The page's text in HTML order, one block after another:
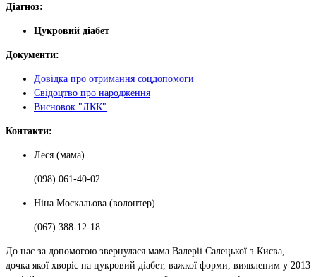
Діагноз:
Цукровий діабет
Документи:
Довідка про отримання соцдопомоги
Свідоцтво про народження
Висновок "ЛКК"
Контакти:
Леся (мама)
(098) 061-40-02
Ніна Москальова (волонтер)
(067) 388-12-18
До нас за допомогою звернулася мама Валерії Салецької з Києва,
дочка якої хворіє на цукровий діабет, важкої форми, виявленим у 2013